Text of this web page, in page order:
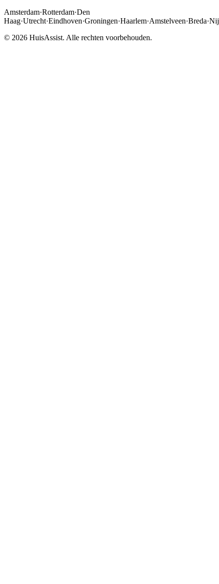
Amsterdam·Rotterdam·Den
Haag·Utrecht·Eindhoven·Groningen·Haarlem·Amstelveen·Breda·
© 2026 HuisAssist. Alle rechten voorbehouden.